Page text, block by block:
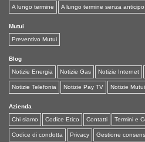
A lungo termine
A lungo termine senza anticipo
Mutui
Preventivo Mutui
Blog
Notizie Energia
Notizie Gas Notizie Internet
Notizie Telefonia Notizie Pay TV Notizie Mutui
Azienda
Chi siamo
Codice Etico Contatti Termini e
Codice di condotta Privacy Gestione